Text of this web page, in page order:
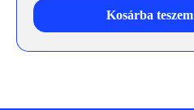
Kosárba teszem